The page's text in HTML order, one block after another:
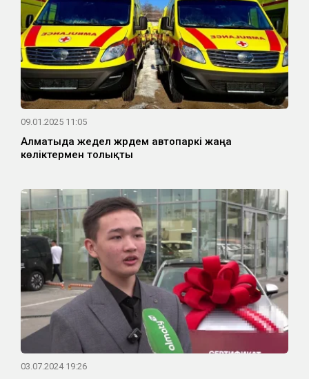
09.01.2025 11:05
Алматыда жедел жәрдем автопаркі жаңа
көліктермен толықты
03.07.2024 19:26